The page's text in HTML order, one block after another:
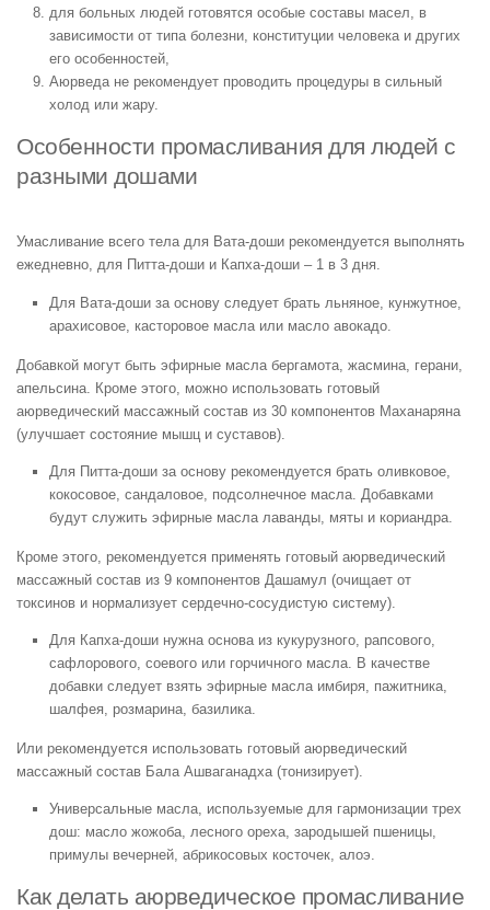
для больных людей готовятся особые составы масел, в
зависимости от типа болезни, конституции человека и других
его особенностей,
Аюрведа не рекомендует проводить процедуры в сильный
холод или жару.
Особенности промасливания для людей с
разными дошами
Умасливание всего тела для Вата-доши рекомендуется выполнять
ежедневно, для Питта-доши и Капха-доши – 1 в 3 дня.
Для Вата-доши за основу следует брать льняное, кунжутное,
арахисовое, касторовое масла или масло авокадо.
Добавкой могут быть эфирные масла бергамота, жасмина, герани,
апельсина. Кроме этого, можно использовать готовый
аюрведический массажный состав из 30 компонентов Маханаряна
(улучшает состояние мышц и суставов).
Для Питта-доши за основу рекомендуется брать оливковое,
кокосовое, сандаловое, подсолнечное масла. Добавками
будут служить эфирные масла лаванды, мяты и кориандра.
Кроме этого, рекомендуется применять готовый аюрведический
массажный состав из 9 компонентов Дашамул (очищает от
токсинов и нормализует сердечно-сосудистую систему).
Для Капха-доши нужна основа из кукурузного, рапсового,
сафлорового, соевого или горчичного масла. В качестве
добавки следует взять эфирные масла имбиря, пажитника,
шалфея, розмарина, базилика.
Или рекомендуется использовать готовый аюрведический
массажный состав Бала Ашваганадха (тонизирует).
Универсальные масла, используемые для гармонизации трех
дош: масло жожоба, лесного ореха, зародышей пшеницы,
примулы вечерней, абрикосовых косточек, алоэ.
Как делать аюрведическое промасливание